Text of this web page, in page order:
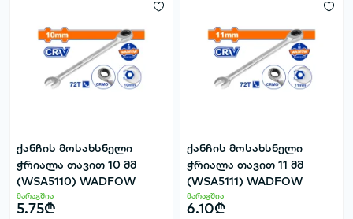
ქანჩის მოსახსნელი
ჭრიალა თავით 10 მმ
(WSA5110) WADFOW
მარაგშია
5.75₾
ქანჩის მოსახსნელი
ჭრიალა თავით 11 მმ
(WSA5111) WADFOW
მარაგშია
6.10₾